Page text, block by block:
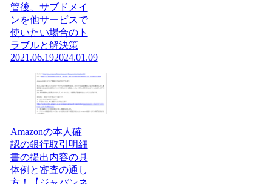
管後、サブドメイ
ンを他サービスで
使いたい場合のト
ラブルと解決策
2021.06.192024.01.09
Amazonの本人確
認の銀行取引明細
書の提出内容の具
体例と審査の通し